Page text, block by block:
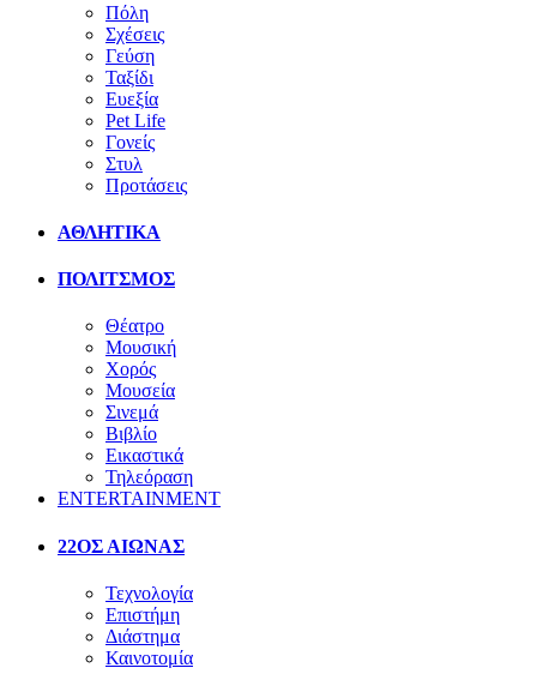
Πόλη
Σχέσεις
Γεύση
Ταξίδι
Ευεξία
Pet Life
Γονείς
Στυλ
Προτάσεις
ΑΘΛΗΤΙΚΑ
ΠΟΛΙΤΣΜΟΣ
Θέατρο
Μουσική
Χορός
Μουσεία
Σινεμά
Βιβλίο
Εικαστικά
Τηλεόραση
ENTERTAINMENT
22ΟΣ ΑΙΩΝΑΣ
Τεχνολογία
Επιστήμη
Διάστημα
Καινοτομία